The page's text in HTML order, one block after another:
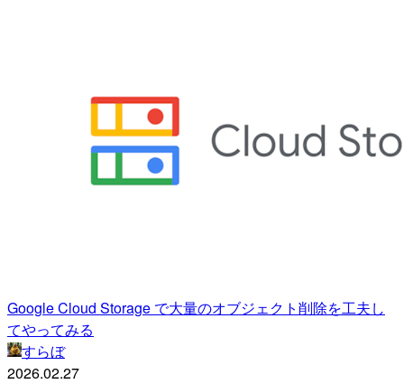
Google Cloud Storage で大量のオブジェクト削除を工夫し
てやってみる
すらぼ
2026.02.27